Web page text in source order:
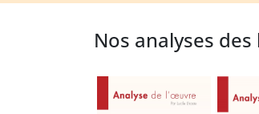
Nos analyses